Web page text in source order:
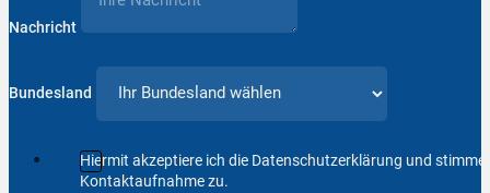
Nachricht
Bundesland
Hiermit akzeptiere ich die Datenschutzerklärung und
Kontaktaufnahme zu.